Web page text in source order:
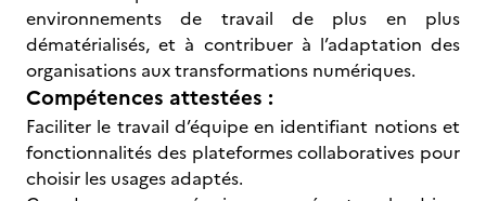
environnements de travail de plus en plus
dématérialisés, et à contribuer à l’adaptation des
organisations aux transformations numériques.
Compétences attestées :
Faciliter le travail d’équipe en identifiant notions et
fonctionnalités des plateformes collaboratives pour
choisir les usages adaptés.